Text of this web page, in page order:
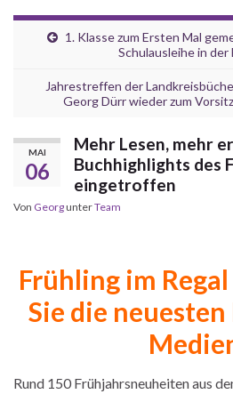
1. Klasse zum Ersten Mal
Schulausleihe in der
Jahrestreffen der
Georg Dürr wieder zum
MAI
06
Mehr Lesen, mehr
Buchhighlights des
eingetroffen
Von GeorgunterTeam
Frühling im
Sie die
Rund 150 Frühjahrsneuheiten aus